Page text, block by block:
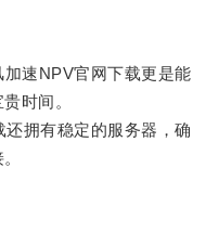
速NPV官网下载更是能
时间。
拥有稳定的服务器，确